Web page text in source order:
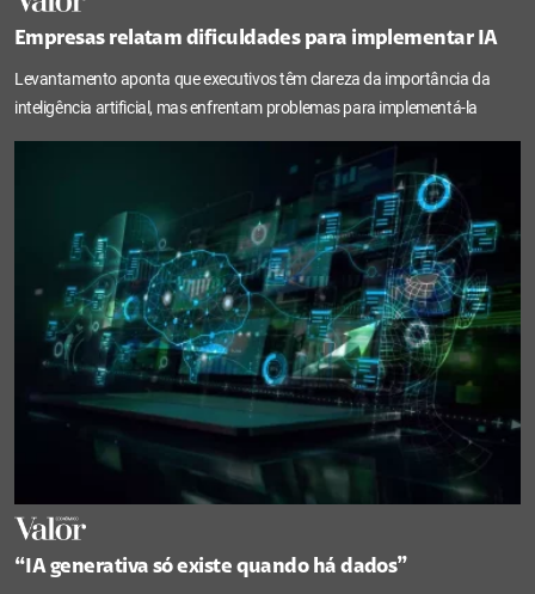
Empresas relatam dificuldades para implementar IA
Levantamento aponta que executivos têm clareza da importância da
inteligência artificial, mas enfrentam problemas para implementá-la
“IA generativa só existe quando há dados”